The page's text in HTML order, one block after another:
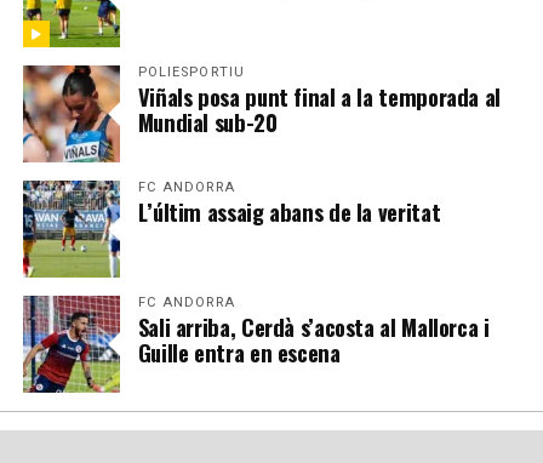
POLIESPORTIU
Viñals posa punt final a la temporada al
Mundial sub-20
FC ANDORRA
L’últim assaig abans de la veritat
FC ANDORRA
Sali arriba, Cerdà s’acosta al Mallorca i
Guille entra en escena